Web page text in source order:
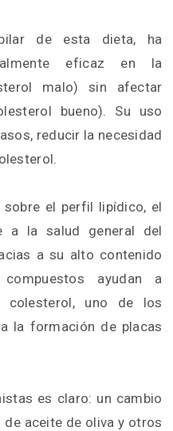
de esta dieta, ha
eficaz en la
malo) sin afectar
bueno). Su uso
reducir la necesidad
el perfil lipídico, el
a la salud general del
a su alto contenido
ayudan a
colesterol, uno de los
la formación de placas
es claro: un cambio
aceite de oliva y otros